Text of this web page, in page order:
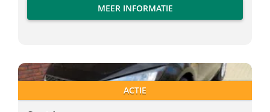
MEER INFORMATIE
Seat Leon
Seat Leon
ACTIE